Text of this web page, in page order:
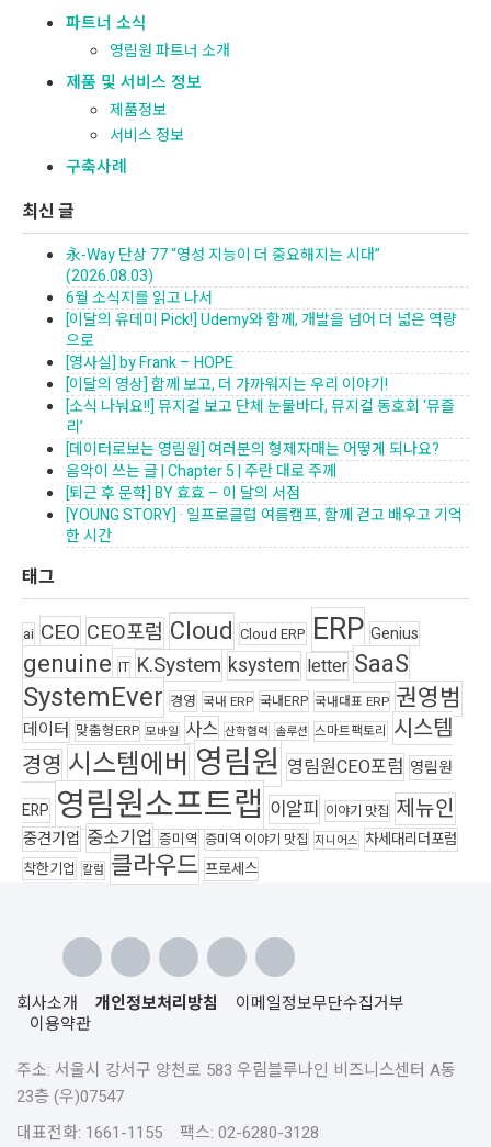
파트너 소식
영림원 파트너 소개
제품 및 서비스 정보
제품정보
서비스 정보
구축사례
최신 글
永-Way 단상 77 “영성 지능이 더 중요해지는 시대”
(2026.08.03)
6월 소식지를 읽고 나서
[이달의 유데미 Pick!] Udemy와 함께, 개발을 넘어 더 넓은 역량
으로
[영사실] by Frank – HOPE
[이달의 영상] 함께 보고, 더 가까워지는 우리 이야기!
[소식 나눠요!!] 뮤지컬 보고 단체 눈물바다, 뮤지컬 동호회 ‘뮤즐
리’
[데이터로보는 영림원] 여러분의 형제자매는 어떻게 되나요?
음악이 쓰는 글 | Chapter 5 | 주란 대로 주께
[퇴근 후 문학] BY 효효 – 이 달의 서점
[YOUNG STORY] · 일프로클럽 여름캠프, 함께 걷고 배우고 기억
한 시간
태그
ai CEO CEO포럼 Cloud Cloud ERP ERP Genius
genuine IT K.System ksystem letter SaaS
SystemEver 경영 국내 ERP 국내ERP 국내대표 ERP 권영범
데이터 맞춤형ERP 모바일 사스 산학협력 솔루션 스마트팩토리 시스템
경영 시스템에버 영림원 영림원CEO포럼 영림원
ERP 영림원소프트랩 이알피 이야기 맛집 제뉴인
중견기업 중소기업 증미역 증미역 이야기 맛집 지니어스 차세대리더포럼
착한기업 칼럼 클라우드 프로세스
회사소개 개인정보처리방침
이메일정보무단수집거부
이용약관
주소: 서울시 강서구 양천로 583 우림블루나인 비즈니스센터 A동
23층 (우)07547
대표전화: 1661-1155 팩스: 02-6280-3128